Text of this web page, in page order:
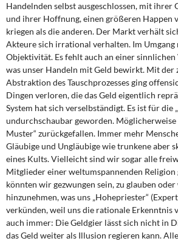
Handelnden selbst ausgeschlossen, mit ihrer
und ihrer Hoffnung, einen größeren Happen
kriegen als die anderen. Der Markt verhält
Akteure sich irrational verhalten. Im Umgang
Objektivität. Es fehlt auch an einer
was unser Handeln mit Geld bewirkt. Mit der
Abstraktion des Tauschprozesses ging
Dingen verloren, die das Geld eigentlich
System hat sich verselbständigt. Es ist für die
undurchschaubar geworden. Möglicherweise
Muster“ zurückgefallen. Immer mehr
Gläubige und Ungläubige wie trunkene aber
eines Kults. Vielleicht sind wir sogar alle
Mitglieder einer weltumspannenden Religion
könnten wir gezwungen sein, zu glauben
hinzunehmen, was uns „Hohepriester“
verkünden, weil uns die rationale Erkenntnis
auch immer: Die Geldgier lässt sich nicht in
das Geld weiter als Illusion regieren kann.